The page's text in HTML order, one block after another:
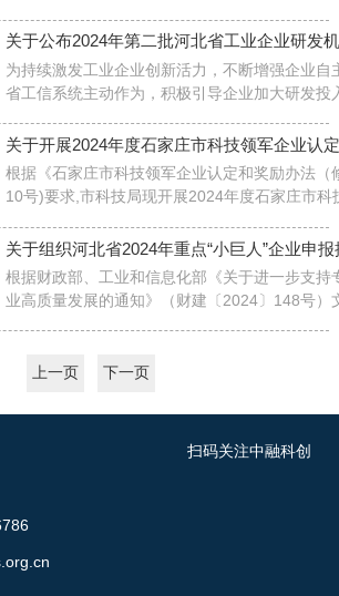
2024年制造业人才支持计划申报推荐工作通知如
关于公布2024年第二批河北省工业企业研发
为持续激发工业企业创新活力，不断增强企业自
省工信系统主动作为，积极引导企业加大研发投
审定，中东线缆制造有限责任公司
关于开展2024年度石家庄市科技领军企业认
根据《石家庄市科技领军企业认定和奖励办法（
10号)要求,市科技局现开展2024年度石家庄市科
关于组织河北省2024年重点“小巨人”企业申
根据财政部、工业和信息化部《关于进一步支持
业高质量发展的通知》（财建〔2024〕148号）
上一页
下一页
扫码关注中融科创